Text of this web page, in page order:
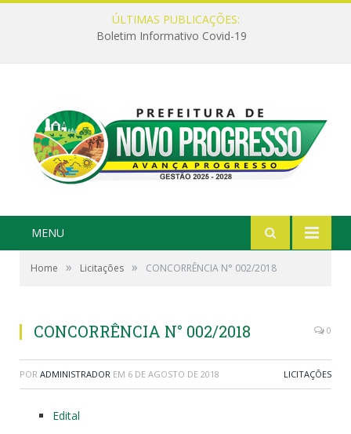
ÚLTIMAS PUBLICAÇÕES:
Boletim Informativo Covid-19
MENU
Home » Licitações » CONCORRÊNCIA N° 002/2018
CONCORRÊNCIA N° 002/2018 0
POR ADMINISTRADOR EM 6 DE AGOSTO DE 2018 LICITAÇÕES
Edital